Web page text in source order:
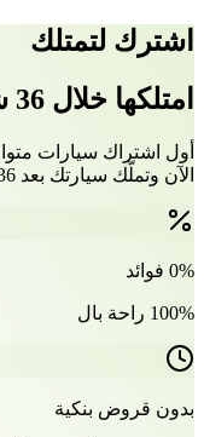
اشترك لتمتلك
امتلكها خلال 36 شهرًا
الآن وتملّك سيارتك بعد 36 شهرًا
0% فوائد
100% راحة بال
بدون قروض بنكية